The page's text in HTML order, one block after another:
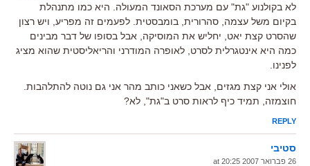
לא בקולנוע "גת" עם מערכת הסאונד המעולה. היא כמו מתנהלת
בקיום משל עצמה, סהרורית, בומבסטית. לפעמים זה מפריע, ויש רצון
שהסרט קצת יאט, יחליש את המוסיקה, אבל בסופו של דבר מבינים
כמה היא אינטגרלית לסרט, לאופרה המודרני והריאליסטית שהוא מציג
לפנינו.
אולי אני קצת מגזים, אבל כשאני כותב מהר אני גם נוטה להתלהבות.
חוצמזה, תמיד כיף לראות סרט ב"גת", לא?
REPLY
סטיבי
26 פברואר 2007 at 20:25